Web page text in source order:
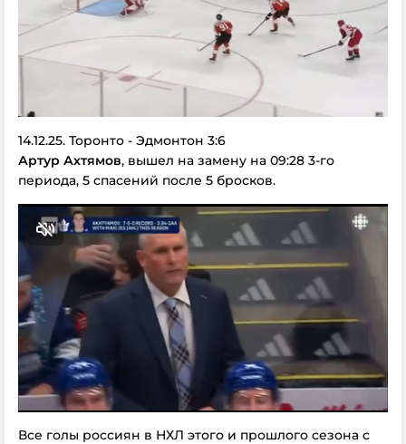
14.12.25. Торонто - Эдмонтон 3:6
Артур Ахтямов, вышел на замену на 09:28 3-го
периода, 5 спасений после 5 бросков.
Все голы россиян в НХЛ этого и прошлого сезона с